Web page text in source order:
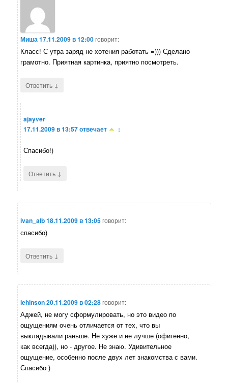
Миша17.11.2009 в 12:00говорит:
Класс! С утра заряд не хотения работать =))) Сделано
грамотно. Приятная картинка, приятно посмотреть.
Ответить ↓
ajayver
17.11.2009 в 13:57отвечает :
Спасибо!)
Ответить ↓
ivan_alb18.11.2009 в 13:05говорит:
спасибо)
Ответить ↓
lehinson20.11.2009 в 02:28говорит:
Аджей, не могу сформулировать, но это видео по
ощущениям очень отличается от тех, что вы
выкладывали раньше. Не хуже и не лучше (офигенно,
как всегда)), но - другое. Не знаю. Удивительное
ощущение, особенно после двух лет знакомства с вами.
Спасибо )